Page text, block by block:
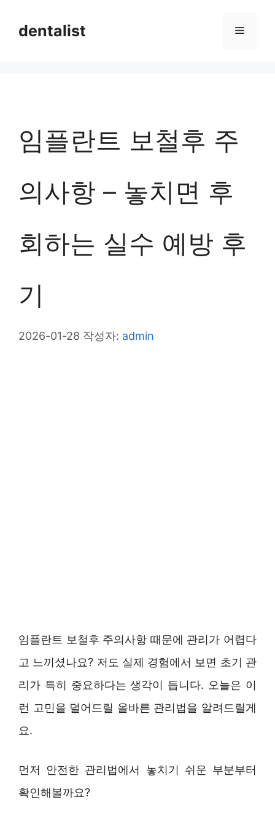
dentalist 메
임플란트 보철후 주
의사항 – 놓치면 후
회하는 실수 예방 후
기
2026-01-28 작성자: admin
임플란트 보철후 주의사항 때문에 관리가 어렵다
고 느끼셨나요? 저도 실제 경험에서 보면 초기 관
리가 특히 중요하다는 생각이 듭니다. 오늘은 이
런 고민을 덜어드릴 올바른 관리법을 알려드릴게
요.
먼저 안전한 관리법에서 놓치기 쉬운 부분부터
확인해볼까요?